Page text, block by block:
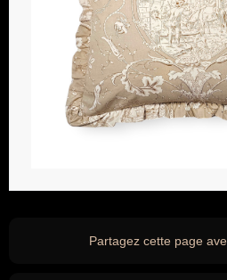
Partagez cette page